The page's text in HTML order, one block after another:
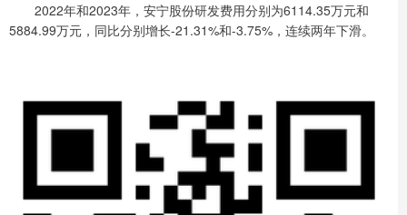
2022年和2023年，安宁股份研发费用分别为6114.35万元和
5884.99万元，同比分别增长-21.31%和-3.75%，连续两年下滑。